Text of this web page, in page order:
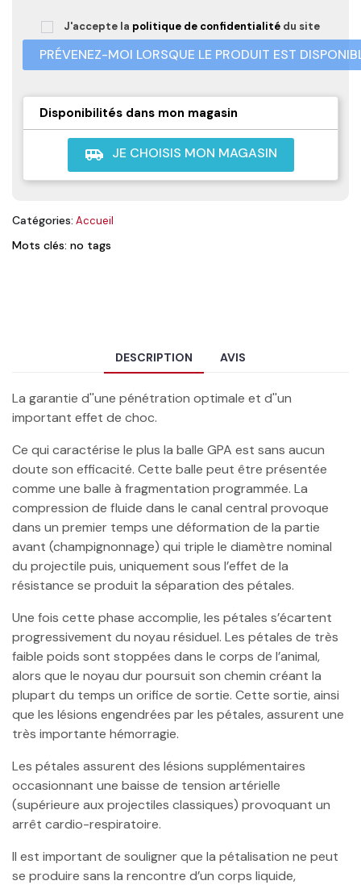
J'accepte la politique de confidentialité du site
PRÉVENEZ-MOI LORSQUE LE PRODUIT EST
Disponibilités dans mon magasin
airport_shuttle JE CHOISIS MON MAGASIN
Catégories: Accueil
Mots clés: no tags
DESCRIPTION AVIS
La garantie d''une pénétration optimale et d''un
important effet de choc.
Ce qui caractérise le plus la balle GPA est sans aucun
doute son efficacité. Cette balle peut être présentée
comme une balle à fragmentation programmée. La
compression de fluide dans le canal central provoque
dans un premier temps une déformation de la partie
avant (champignonnage) qui triple le diamètre nominal
du projectile puis, uniquement sous l’effet de la
résistance se produit la séparation des pétales.
Une fois cette phase accomplie, les pétales s’écartent
progressivement du noyau résiduel. Les pétales de très
faible poids sont stoppées dans le corps de l’animal,
alors que le noyau dur poursuit son chemin créant la
plupart du temps un orifice de sortie. Cette sortie, ainsi
que les lésions engendrées par les pétales, assurent une
très importante hémorragie.
Les pétales assurent des lésions supplémentaires
occasionnant une baisse de tension artérielle
(supérieure aux projectiles classiques) provoquant un
arrêt cardio-respiratoire.
Il est important de souligner que la pétalisation ne peut
se produire sans la rencontre d’un corps liquide,